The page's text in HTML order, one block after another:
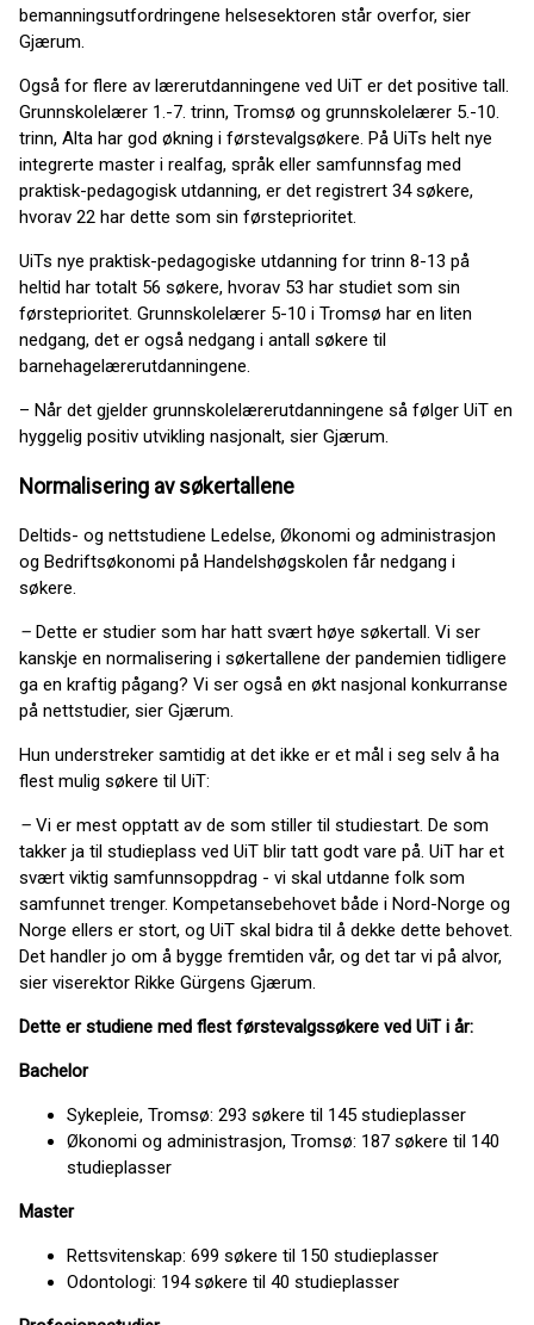
bemanningsutfordringene helsesektoren står overfor, sier
Gjærum.
Også for flere av lærerutdanningene ved UiT er det positive tall.
Grunnskolelærer 1.-7. trinn, Tromsø og grunnskolelærer 5.-10.
trinn, Alta har god økning i førstevalgsøkere. På UiTs helt nye
integrerte master i realfag, språk eller samfunnsfag med
praktisk-pedagogisk utdanning, er det registrert 34 søkere,
hvorav 22 har dette som sin førsteprioritet.
UiTs nye praktisk-pedagogiske utdanning for trinn 8-13 på
heltid har totalt 56 søkere, hvorav 53 har studiet som sin
førsteprioritet. Grunnskolelærer 5-10 i Tromsø har en liten
nedgang, det er også nedgang i antall søkere til
barnehagelærerutdanningene.
– Når det gjelder grunnskolelærerutdanningene så følger UiT en
hyggelig positiv utvikling nasjonalt, sier Gjærum.
Normalisering av søkertallene
Deltids- og nettstudiene Ledelse, Økonomi og administrasjon
og Bedriftsøkonomi på Handelshøgskolen får nedgang i
søkere.
– Dette er studier som har hatt svært høye søkertall. Vi ser
kanskje en normalisering i søkertallene der pandemien tidligere
ga en kraftig pågang? Vi ser også en økt nasjonal konkurranse
på nettstudier, sier Gjærum.
Hun understreker samtidig at det ikke er et mål i seg selv å ha
flest mulig søkere til UiT:
– Vi er mest opptatt av de som stiller til studiestart. De som
takker ja til studieplass ved UiT blir tatt godt vare på. UiT har et
svært viktig samfunnsoppdrag - vi skal utdanne folk som
samfunnet trenger. Kompetansebehovet både i Nord-Norge og
Norge ellers er stort, og UiT skal bidra til å dekke dette behovet.
Det handler jo om å bygge fremtiden vår, og det tar vi på alvor,
sier viserektor Rikke Gürgens Gjærum.
Dette er studiene med flest førstevalgssøkere ved UiT i år:
Bachelor
Sykepleie, Tromsø: 293 søkere til 145 studieplasser
Økonomi og administrasjon, Tromsø: 187 søkere til 140
studieplasser
Master
Rettsvitenskap: 699 søkere til 150 studieplasser
Odontologi: 194 søkere til 40 studieplasser